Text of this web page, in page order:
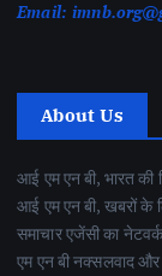
Email:
About Us
आई एम एन बी, भारत की
आई एम एन बी, खबरों के
समाचार एजेंसी का
एम एन बी नक्सलवाद